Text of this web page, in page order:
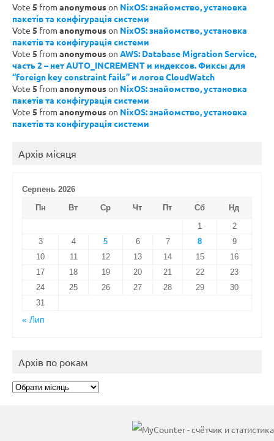
Vote 5 from anonymouson NixOS: знайомство, установка
пакетів та конфігурація системи
Vote 5 from anonymouson NixOS: знайомство, установка
пакетів та конфігурація системи
Vote 5 from anonymouson AWS: Database Migration Service,
часть 2 – нет AUTO_INCREMENT и индексов. Фиксы для
“foreign key constraint fails” и логов CloudWatch
Vote 5 from anonymouson NixOS: знайомство, установка
пакетів та конфігурація системи
Vote 5 from anonymouson NixOS: знайомство, установка
пакетів та конфігурація системи
Архів місяця
Серпень 2026
Пн
Вт Ср Чт Пт Сб
Нд
1
2
3
4 5 6 7 8
9
10
11 12 13 14 15
16
17
18 19 20 21 22
23
24
25 26 27 28 29
30
31
« Лип
Архів по рокам
Архів